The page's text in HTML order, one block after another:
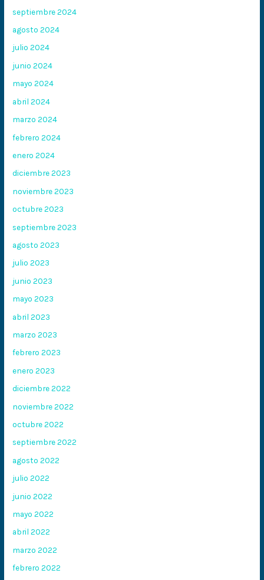
septiembre 2024
agosto 2024
julio 2024
junio 2024
mayo 2024
abril 2024
marzo 2024
febrero 2024
enero 2024
diciembre 2023
noviembre 2023
octubre 2023
septiembre 2023
agosto 2023
julio 2023
junio 2023
mayo 2023
abril 2023
marzo 2023
febrero 2023
enero 2023
diciembre 2022
noviembre 2022
octubre 2022
septiembre 2022
agosto 2022
julio 2022
junio 2022
mayo 2022
abril 2022
marzo 2022
febrero 2022